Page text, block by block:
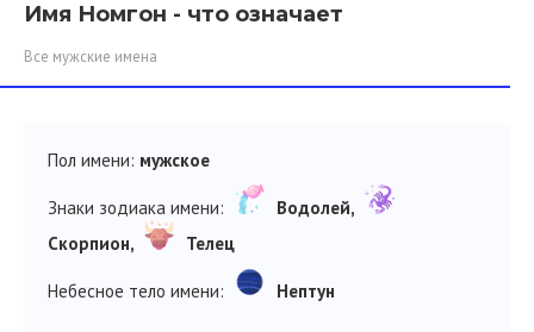
Имя Номгон - что означает
Все мужские имена
Пол имени: мужское
Знаки зодиака имени:
Водолей,
Скорпион,
Телец
Небесное тело имени: Нептун